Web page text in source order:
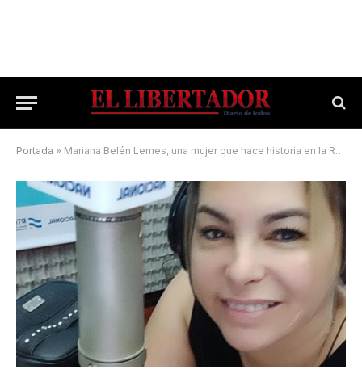
Portada » Mariana Belén Lemes, una mujer que hace historia en la Radio Nacional